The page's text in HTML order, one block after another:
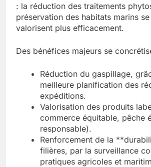
: la réduction des traitements
préservation des habitats marins
valorisent plus efficacement.
Des bénéfices majeurs se
Réduction du gaspillage,
meilleure planification des
expéditions.
Valorisation des produits
commerce équitable, pêche
responsable).
Renforcement de la
filières, par la surveillance
pratiques agricoles et